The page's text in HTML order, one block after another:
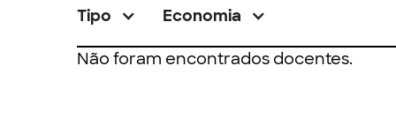
Tipo Economia
Não foram encontrados docentes.